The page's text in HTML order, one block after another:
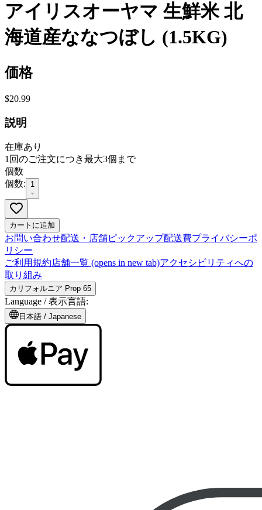
アイリスオーヤマ 生鮮米 北
海道産ななつぼし (1.5KG)
価格
$20.99
説明
在庫あり
1回のご注文につき最大3個まで
個数
個数:
1
カートに追加
お問い合わせ配送・店舗ピックアップ配送費プライバシーポ
リシー
ご利用規約店舗一覧 (opens in new tab)アクセシビリティへの
取り組み
カリフォルニア Prop 65
Language /表示言語:
日本語 / Japanese